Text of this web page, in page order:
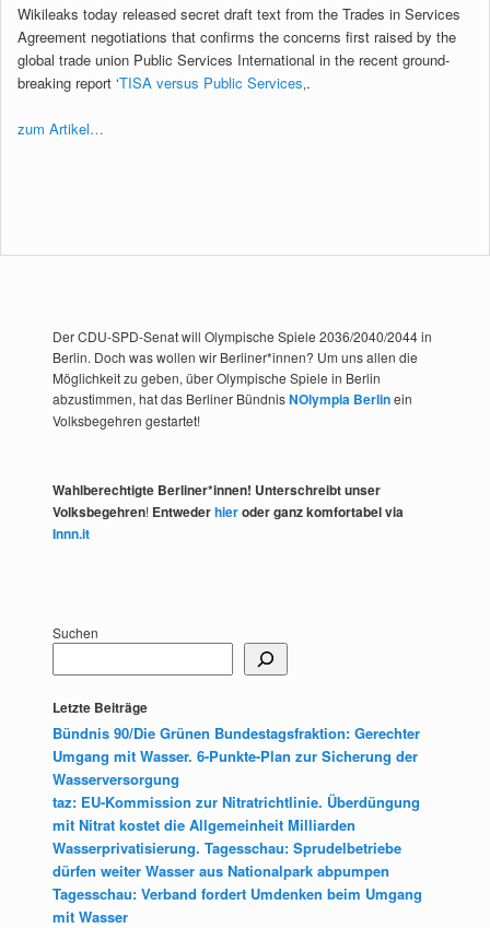
Wikileaks today released secret draft text from the Trades in Services
Agreement negotiations that confirms the concerns first raised by the
global trade union Public Services International in the recent ground-
breaking report ‘TISA versus Public Services ‚.
zum Artikel…
Der CDU-SPD-Senat will Olympische Spiele 2036/2040/2044 in
Berlin. Doch was wollen wir Berliner*innen? Um uns allen die
Möglichkeit zu geben, über Olympische Spiele in Berlin
abzustimmen, hat das Berliner BündnisNOlympia Berlinein
Volksbegehren gestartet!
Wahlberechtigte Berliner*innen! Unterschreibt unser
Volksbegehren! Entwederhieroder ganz komfortabel via
Innn.it
Suchen
Letzte Beiträge
Bündnis 90/Die Grünen Bundestagsfraktion: Gerechter
Umgang mit Wasser. 6-Punkte-Plan zur Sicherung der
Wasserversorgung
taz: EU-Kommission zur Nitratrichtlinie. Überdüngung
mit Nitrat kostet die Allgemeinheit Milliarden
Wasserprivatisierung. Tagesschau: Sprudelbetriebe
dürfen weiter Wasser aus Nationalpark abpumpen
Tagesschau: Verband fordert Umdenken beim Umgang
mit Wasser